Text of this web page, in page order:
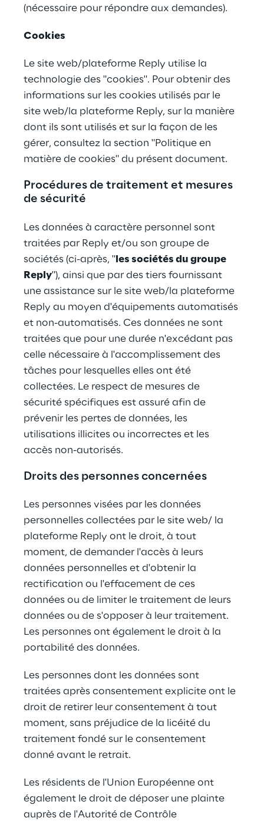
(nécessaire pour répondre aux demandes).
Cookies
Le site web/plateforme Reply utilise la
technologie des "cookies". Pour obtenir des
informations sur les cookies utilisés par le
site web/la plateforme Reply, sur la manière
dont ils sont utilisés et sur la façon de les
gérer, consultez la section "Politique en
matière de cookies" du présent document.
Procédures de traitement et mesures
de sécurité
Les données à caractère personnel sont
traitées par Reply et/ou son groupe de
sociétés (ci-après, " les sociétés du groupe
Reply"), ainsi que par des tiers fournissant
une assistance sur le site web/la plateforme
Reply au moyen d'équipements automatisés
et non-automatisés. Ces données ne sont
traitées que pour une durée n'excédant pas
celle nécessaire à l'accomplissement des
tâches pour lesquelles elles ont été
collectées. Le respect de mesures de
sécurité spécifiques est assuré afin de
prévenir les pertes de données, les
utilisations illicites ou incorrectes et les
accès non-autorisés.
Droits des personnes concernées
Les personnes visées par les données
personnelles collectées par le site web/ la
plateforme Reply ont le droit, à tout
moment, de demander l'accès à leurs
données personnelles et d'obtenir la
rectification ou l'effacement de ces
données ou de limiter le traitement de leurs
données ou de s'opposer à leur traitement.
Les personnes ont également le droit à la
portabilité des données.
Les personnes dont les données sont
traitées après consentement explicite ont le
droit de retirer leur consentement à tout
moment, sans préjudice de la licéité du
traitement fondé sur le consentement
donné avant le retrait.
Les résidents de l'Union Européenne ont
également le droit de déposer une plainte
auprès de l'Autorité de Contrôle